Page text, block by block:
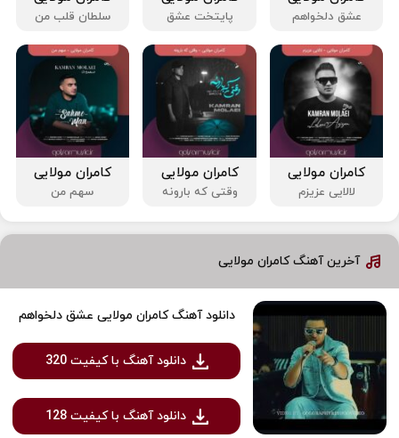
عشق دلخواهم پایتخت عشق سلطان قلب من
کامران مولایی
لالایی عزیزم
کامران مولایی
وقتی که بارونه
کامران مولایی
سهم من
آخرین آهنگ کامران مولایی
دانلود آهنگ کامران مولایی عشق دلخواهم
دانلود آهنگ با کیفیت 320
دانلود آهنگ با کیفیت 128